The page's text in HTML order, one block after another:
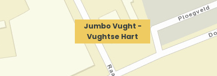
Jumbo Vught -
Vughtse Hart